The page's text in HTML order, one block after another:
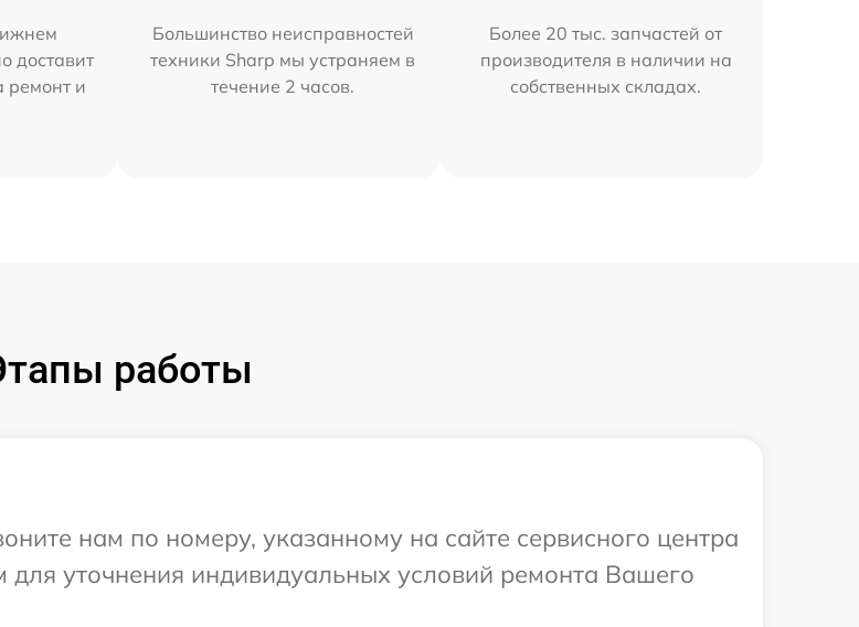
доставит
ремонт и
Большинство неисправностей
техники Sharp мы устраняем в
течение 2 часов.
Более 20 тыс. запчастей от
производителя в наличии на
собственных складах.
работы
нам по номеру, указанному на сайте сервисного центра
для уточнения индивидуальных условий ремонта Вашего